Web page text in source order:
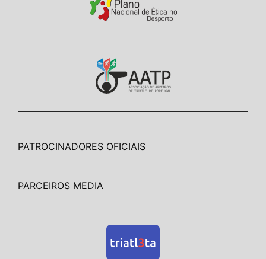
PATROCINADORES OFICIAIS
PARCEIROS MEDIA